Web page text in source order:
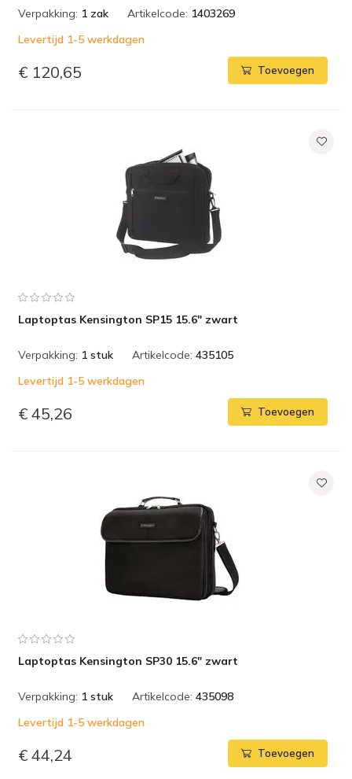
Verpakking: 1 zak Artikelcode: 1403269
Levertijd 1-5 werkdagen
€ 120,65 Toevoegen
Laptoptas Kensington SP15 15.6" zwart
Verpakking: 1 stuk Artikelcode: 435105
Levertijd 1-5 werkdagen
€ 45,26 Toevoegen
Laptoptas Kensington SP30 15.6" zwart
Verpakking: 1 stuk Artikelcode: 435098
Levertijd 1-5 werkdagen
€ 44,24 Toevoegen